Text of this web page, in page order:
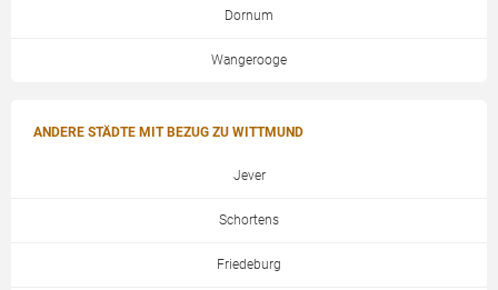
Dornum
Wangerooge
ANDERE STÄDTE MIT BEZUG ZU WITTMUND
Jever
Schortens
Friedeburg